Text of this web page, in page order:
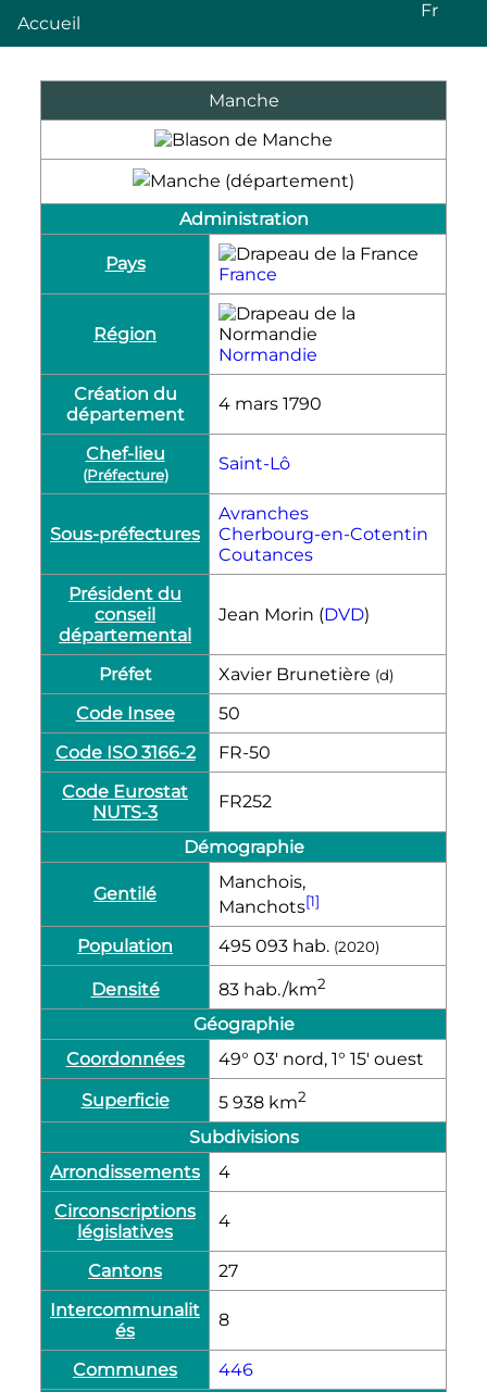
Accueil
Fr
Manche
Administration
Pays
France
Région
Normandie
Création du
département
4 mars 1790
Chef-lieu
(Préfecture)
Saint-Lô
Sous-préfectures
Avranches
Cherbourg-en-Cotentin
Coutances
Président du
conseil
départemental
Jean Morin (DVD)
Préfet Xavier Brunetière (d)
Code Insee
50
Code ISO 3166-2
FR-50
Code Eurostat
NUTS-3
FR252
Démographie
Gentilé
Manchois,
Manchots[1]
Population 495 093 hab. (2020)
Densité 83 hab./km2
Géographie
Coordonnées
49° 03′ nord, 1° 15′ ouest
Superficie
5 938 km2
Subdivisions
Arrondissements
4
Circonscriptions
législatives
4
Cantons
27
Intercommunalit
és
8
Communes
446